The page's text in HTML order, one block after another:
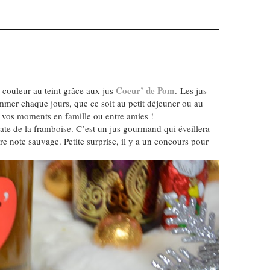
au teint grâce aux jus Coeur’ de Pom. Les jus
chaque jours, que ce soit au petit déjeuner ou au
moments en famille ou entre amies !
de la framboise. C’est un jus gourmand qui éveillera
note sauvage. Petite surprise, il y a un concours pour